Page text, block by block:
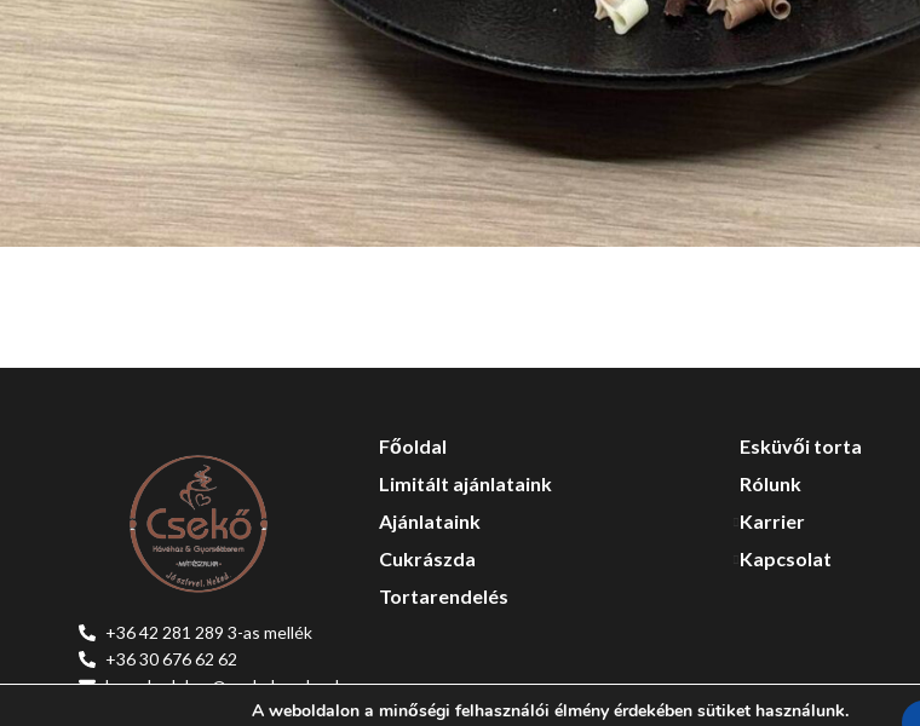
+36 42 281 289 3-as mellék
+36 30 676 62 62
kereskedelem@csekokavehaz.hu
Főoldal
Limitált ajánlataink
Ajánlataink
Cukrászda
Tortarendelés
Esküvői torta
Rólunk
Karrier
Kapcsolat
Csekőkávéház 2025 Copyright
A weboldalon a minőségi felhasználói élmény érdekében sütiket használunk.